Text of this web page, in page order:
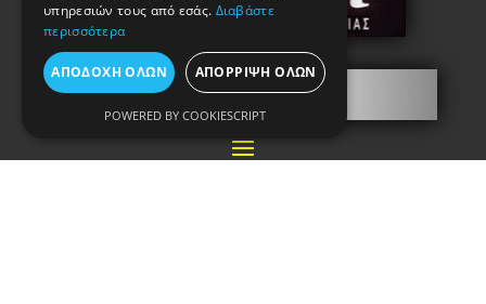
Πληροφορίες
υπηρεσιών τους από εσάς. Διαβάστε
περισσότερα
ΑΠΟΔΟΧΉ ΌΛΩΝ ΑΠΌΡΡΙΨΗ ΌΛΩΝ
POWERED BY COOKIESCRIPT